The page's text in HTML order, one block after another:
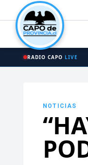
RADIO CAPO LIVE
NOTICIAS